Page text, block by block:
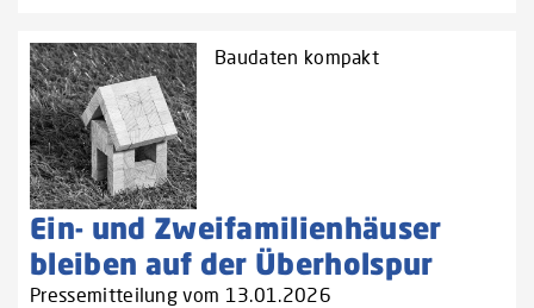
Baudaten kompakt
Ein- und Zweifamilienhäuser
bleiben auf der Überholspur
Pressemitteilung vom 13.01.2026